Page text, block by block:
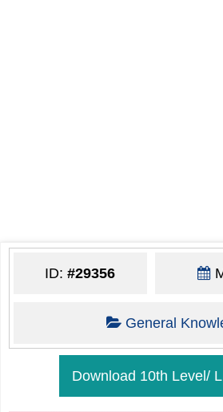
ID:#29356
General
Download 10th Level/